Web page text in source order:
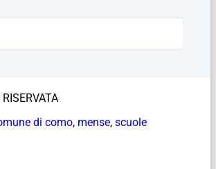
di como, mense, scuole